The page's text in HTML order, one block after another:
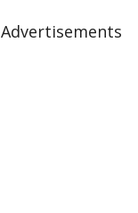
Advertisements